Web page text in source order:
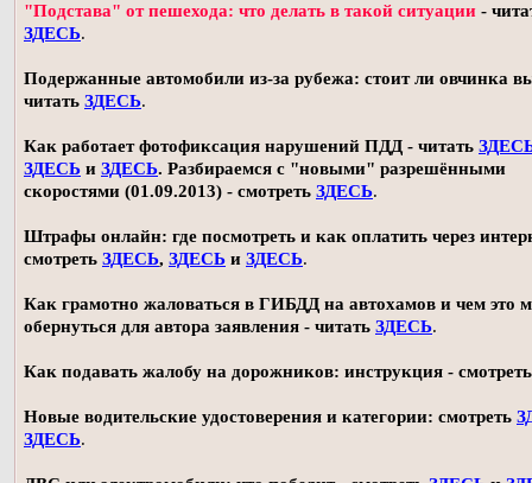
"Подстава" от пешехода: что делать в такой ситуации -
ЗДЕСЬ.
Подержанные автомобили из-за рубежа: стоит ли овчинка
читать ЗДЕСЬ.
Как работает фотофиксация нарушений ПДД - читать
ЗДЕСЬ и ЗДЕСЬ. Разбираемся с "новыми" разрешёнными
скоростями (01.09.2013) - смотреть ЗДЕСЬ.
Штрафы онлайн: где посмотреть и как оплатить через
смотреть ЗДЕСЬ, ЗДЕСЬ и ЗДЕСЬ.
Как грамотно жаловаться в ГИБДД на автохамов и чем это
обернуться для автора заявления - читать ЗДЕСЬ.
Как подавать жалобу на дорожников: инструкция -
Новые водительские удостоверения и категории: смотреть
ЗДЕСЬ.